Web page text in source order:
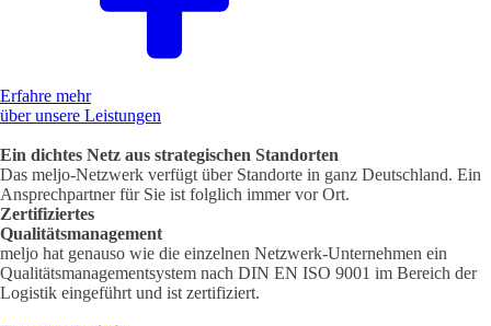
Erfahre mehr
über unsere Leistungen
Ein dichtes Netz aus strategischen Standorten
Das meljo-Netzwerk verfügt über Standorte in ganz Deutschland. Ein
Ansprechpartner für Sie ist folglich immer vor Ort.
Zertifiziertes
Qualitätsmanagement
meljo hat genauso wie die einzelnen Netzwerk-Unternehmen ein
Qualitätsmanagementsystem nach DIN EN ISO 9001 im Bereich der
Logistik eingeführt und ist zertifiziert.